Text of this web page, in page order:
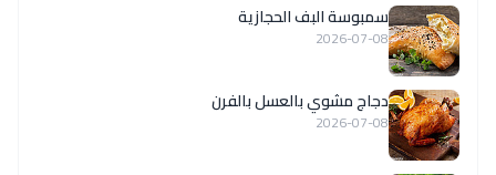
سمبوسة البف الحجازية
2026-07-08
دجاج مشوي بالعسل بالفرن
2026-07-08